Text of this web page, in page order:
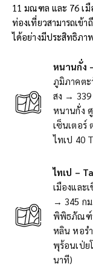
11 มณฑล และ 76 เมื
ท่องเที่ยวสามารถเข้
ได้อย่างมีประสิทธิภาพ
หนานกั่ง
ภูมิภาคตะ
สง → 339
หนานกั่ง
เซ็นเตอร์
ไทเป 40
ไทเป –
เมืองและ
→345 ก
พิพิธภัณฑ์
หลิน หอร
พุร้อนเป่ย
นาที)